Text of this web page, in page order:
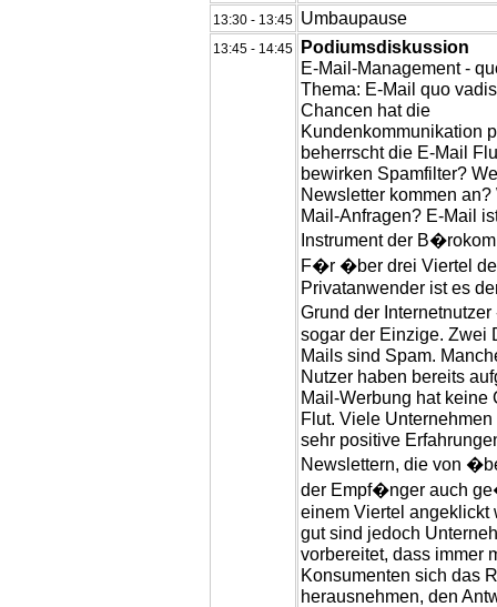
13:30 - 13:45 Umbaupause
13:45 - 14:45 Podiumsdiskussion
E-Mail-Management -
Thema: E-Mail quo
Chancen hat die
Kundenkommunikation
beherrscht die E-Mail
bewirken Spamfilter?
Newsletter kommen
Mail-Anfragen? E-Mail
Instrument der
F�r �ber drei Viertel
Privatanwender ist es
Grund der
sogar der Einzige. Zwei
Mails sind Spam.
Nutzer haben bereits
Mail-Werbung hat keine
Flut. Viele
sehr positive
Newslettern, die von
der Empf�nger auch
einem Viertel angeklickt
gut sind jedoch
vorbereitet, dass immer
Konsumenten sich das
herausnehmen, den